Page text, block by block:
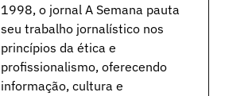
1998, o jornal A Semana pauta
seu trabalho jornalístico nos
princípios da ética e
profissionalismo, oferecendo
informação, cultura e